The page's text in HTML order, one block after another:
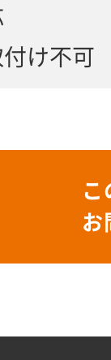
け不可
こ
お